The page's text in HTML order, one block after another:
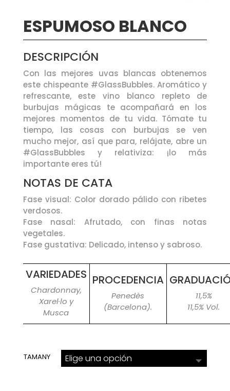
ESPUMOSO BLANCO
DESCRIPCIÓN
Con las mejores uvas blancas obtenemos
este chispeante #GlassBubbles. Aromático y
refrescante, este vino blanco repleto de
burbujas mágicas te acompañará en los
mejores momentos de tu vida. Tómate tu
tiempo, las cosas con burbujas se ven
mucho mejor, así que para, relájate, abre un
#GlassBubbles y relativiza: ¡lo más
importante eres tú!
NOTAS DE CATA
Fase visual: Color dorado pálido con ribetes
verdosos.
Fase nasal: Afrutado, con finas notas
vegetales.
Fase gustativa: Delicado, intenso y sabroso.
VARIEDADES
Chardonnay,
Xarel·lo y
Musca
PROCEDENCIA
Penedès
(Barcelona).
11,5%
11,5% Vol.
TAMANY